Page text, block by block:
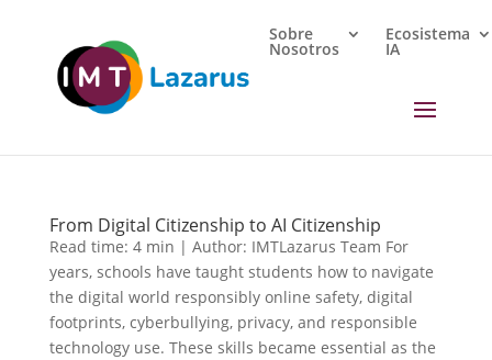
Sobre
Nosotros
Ecosistema
IA
From Digital Citizenship to AI Citizenship
Read time: 4 min | Author: IMTLazarus Team For
years, schools have taught students how to navigate
the digital world responsibly online safety, digital
footprints, cyberbullying, privacy, and responsible
technology use. These skills became essential as the